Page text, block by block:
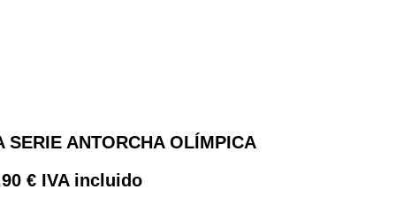
SERIE ANTORCHA OLÍMPICA
€Rango
IVA incluido